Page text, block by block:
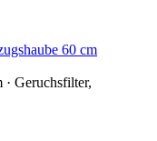
60 cm
Geruchsfilter,